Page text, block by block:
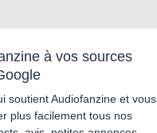
à vos sources
soutient Audiofanzine et vous
plus facilement tous nos